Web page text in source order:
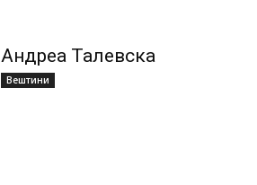
Андреа Талевска
Вештини